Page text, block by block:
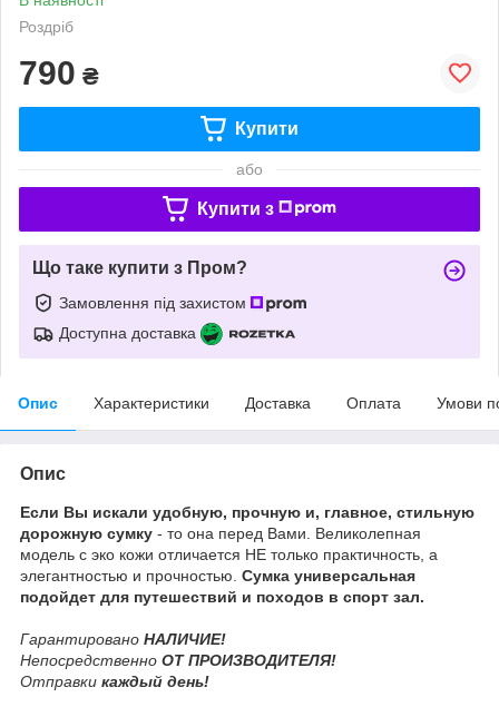
Роздріб
790 ₴
Купити
або
Купити з
Що таке купити з Пром?
Замовлення під захистом
Доступна доставка
Опис Характеристики Доставка Оплата Умови
Опис
Если Вы искали удобную, прочную и, главное, стильную
дорожную сумку - то она перед Вами. Великолепная
модель с эко кожи отличается НЕ только практичность, а
элегантностью и прочностью. Сумка универсальная
подойдет для путешествий и походов в спорт зал.
Гарантировано НАЛИЧИЕ!
Непосредственно ОТ ПРОИЗВОДИТЕЛЯ!
Отправки каждый день!